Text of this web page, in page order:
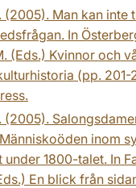
(2005). Man kan inte
In
(Eds.) Kvinnor och
(pp. 201-
(2005).
inom
1800-talet. In
En blick från